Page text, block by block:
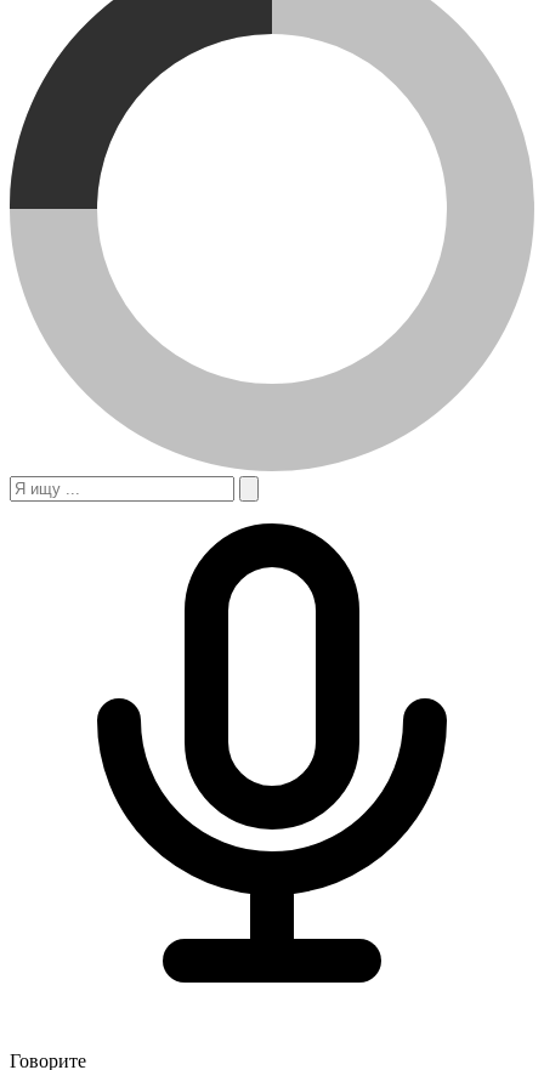
Говорите